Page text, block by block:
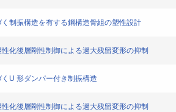
制振構造を有する鋼構造骨組の塑性設計
化後層剛性制御による過大残留変形の抑制
U 形ダンパー付き制振構造
化後層剛性制御による過大残留変形の抑制